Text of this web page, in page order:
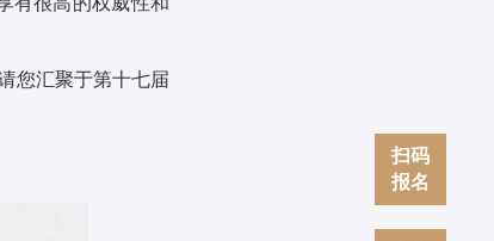
您汇聚于第十七届
扫码
报名